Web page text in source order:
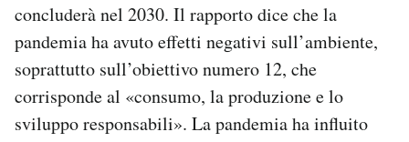
concluderà nel 2030. Il rapporto dice che la
pandemia ha avuto effetti negativi sull’ambiente,
soprattutto sull’obiettivo numero 12, che
corrisponde al «consumo, la produzione e lo
sviluppo responsabili». La pandemia ha influito